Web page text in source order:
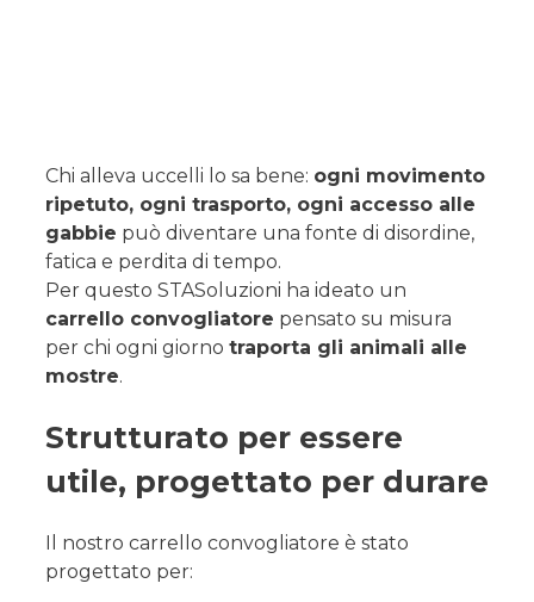
Chi alleva uccelli lo sa bene: ogni movimento
ripetuto, ogni trasporto, ogni accesso alle
gabbie può diventare una fonte di disordine,
fatica e perdita di tempo.
Per questo STASoluzioni ha ideato un
carrello convogliatore pensato su misura
per chi ogni giorno traporta gli animali alle
mostre.
Strutturato per essere
utile, progettato per durare
Il nostro carrello convogliatore è stato
progettato per: